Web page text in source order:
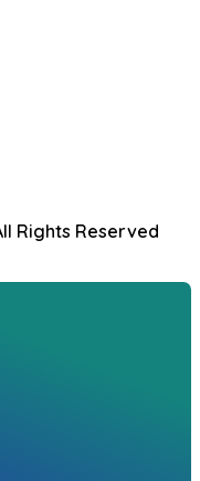
Rights Reserved